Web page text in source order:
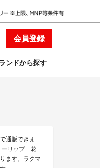
会員登録
ンドから探す
通販できま
ーリップ 花
ます。ラクマ